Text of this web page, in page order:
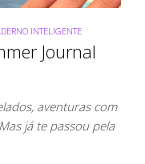
INTELIGENTE
Journal
aventuras com
já te passou pela